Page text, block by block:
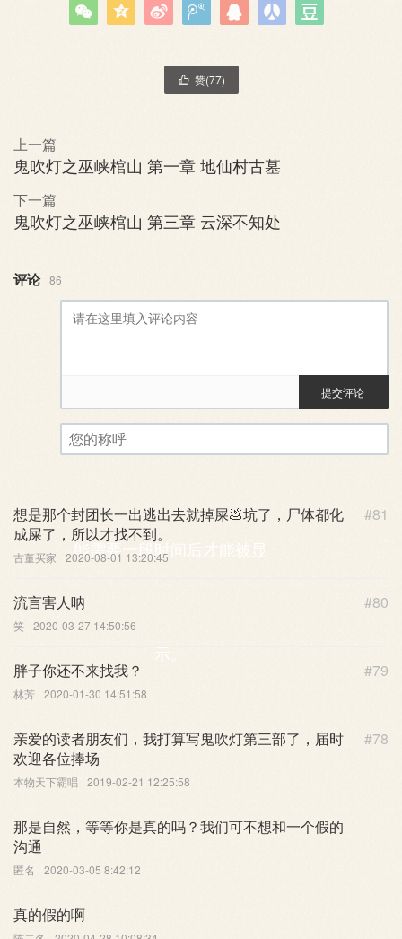
      
 赞(77)
上一篇
鬼吹灯之巫峡棺山 第一章 地仙村古墓
下一篇
鬼吹灯之巫峡棺山 第三章 云深不知处
评论 86
评论审核已启用。您的评论可
能需要一段时间后才能被显
示。
提交评论
#81
想是那个封团长一出逃出去就掉屎💩坑了，尸体都化
成屎了，所以才找不到。
古董买家 2020-08-01 13:20:45
#80
流言害人呐
笑 2020-03-27 14:50:56
#79
胖子你还不来找我？
林芳 2020-01-30 14:51:58
#78
亲爱的读者朋友们，我打算写鬼吹灯第三部了，届时
欢迎各位捧场
本物天下霸唱 2019-02-21 12:25:58
那是自然，等等你是真的吗？我们可不想和一个假的
沟通
匿名 2020-03-05 8:42:12
真的假的啊